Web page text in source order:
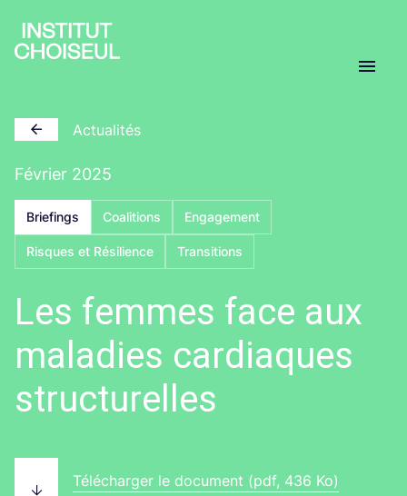
Actualités
Février 2025
Briefings Coalitions Engagement
Risques et Résilience Transitions
Les femmes face aux
maladies cardiaques
structurelles
Télécharger le document (pdf, 436 Ko)